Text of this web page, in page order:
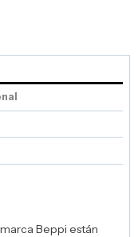
Beppi están